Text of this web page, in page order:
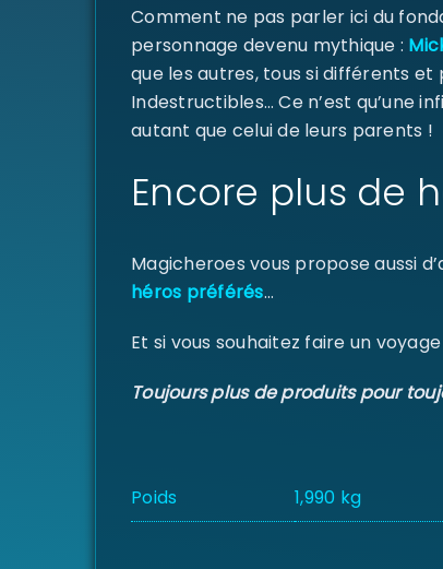
Comment ne pas parler ici du
personnage devenu mythique :
que les autres, tous si différents et
Indestructibles… Ce n’est qu’une
autant que celui de leurs parents !
Encore plus de
Magicheroes vous propose aussi
héros préférés…
Et si vous souhaitez faire un
Toujours plus de produits pour
Poids 1,990 kg